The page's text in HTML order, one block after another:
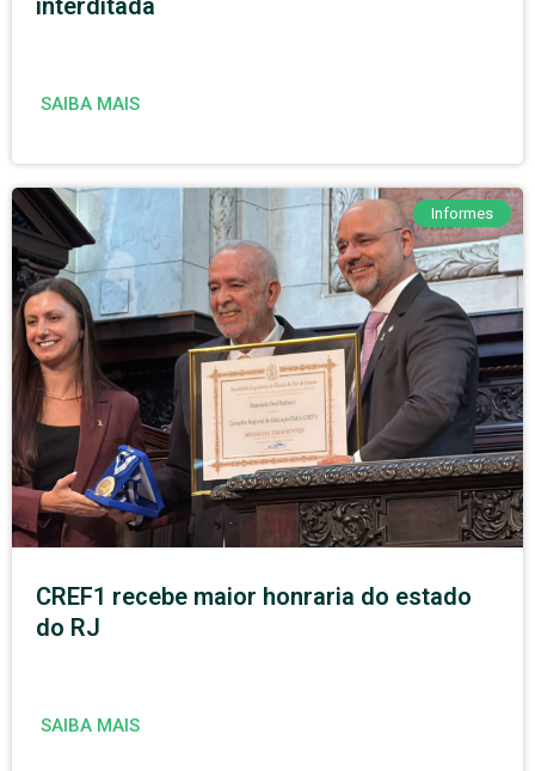
interditada
SAIBA MAIS
Informes
CREF1 recebe maior honraria do estado
do RJ
SAIBA MAIS